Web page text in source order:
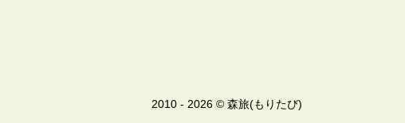
2010 - 2026 © 森旅(もりたび)